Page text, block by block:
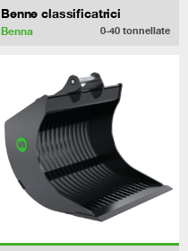
Benne classificatrici
Benna 0-40 tonnellate